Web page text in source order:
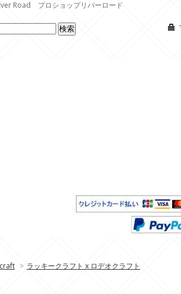
Road プロショップリバーロード
> ラッキークラフト x ロデオクラフト